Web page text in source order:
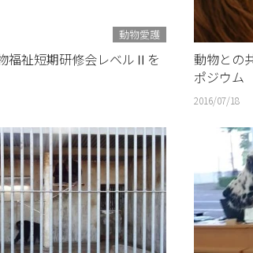
動物愛護
福祉短期研修会レベルⅡを
動物との
ポジウム
2016/07/18